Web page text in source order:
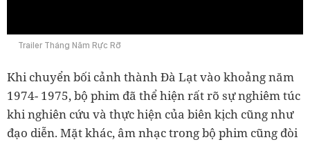
Trailer Tháng Năm Rực Rỡ
Khi chuyển bối cảnh thành Đà Lạt vào khoảng năm
1974- 1975, bộ phim đã thể hiện rất rõ sự nghiêm túc
khi nghiên cứu và thực hiện của biên kịch cũng như
đạo diễn. Mặt khác, âm nhạc trong bộ phim cũng đòi